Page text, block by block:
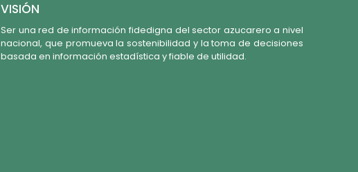
VISIÓN
Ser una red de información fidedigna del sector azucarero a nivel
nacional, que promueva la sostenibilidad y la toma de decisiones
basada en información estadística y fiable de utilidad.